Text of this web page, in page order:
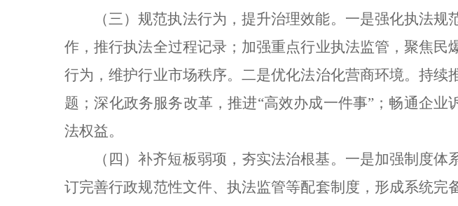
（三）规范执法行为，提升治理效能。一是强化执法
作，推行执法全过程记录；加强重点行业执法监管，聚焦
行为，维护行业市场秩序。二是优化法治化营商环境。持
题；深化政务服务改革，推进“高效办成一件事”；畅通企
法权益。
（四）补齐短板弱项，夯实法治根基。一是加强制度
订完善行政规范性文件、执法监管等配套制度，形成系统